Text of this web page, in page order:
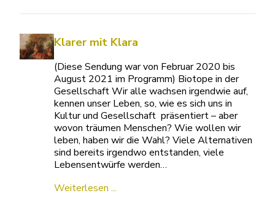
Klarer mit Klara
(Diese Sendung war von Februar 2020 bis
August 2021 im Programm) Biotope in der
Gesellschaft Wir alle wachsen irgendwie auf,
kennen unser Leben, so, wie es sich uns in
Kultur und Gesellschaft präsentiert – aber
wovon träumen Menschen? Wie wollen wir
leben, haben wir die Wahl? Viele Alternativen
sind bereits irgendwo entstanden, viele
Lebensentwürfe werden…
Weiterlesen ...